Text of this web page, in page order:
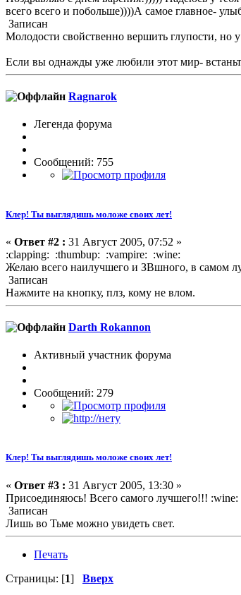
всего всего и побольше))))А самое главное-
Записан
Молодости свойственно вершить глупости, но
Если вы однажды уже любили этот мир-
Ragnarok
Легенда форума
Сообщений: 755
Клер! Ты выглядишь моложе своих лет!
« Ответ #2 : 31 Август 2005, 07:52 »
:clapping: :thumbup: :vampire: :wine:
Желаю всего наилучшего и ЗВшного, в самом
Записан
Нажмите на кнопку, плз, кому не влом.
Darth Rokannon
Активный участник форума
Сообщений: 279
Клер! Ты выглядишь моложе своих лет!
« Ответ #3 : 31 Август 2005, 13:30 »
Присоединяюсь! Всего самого лучшего!!!
Записан
Лишь во Тьме можно увидеть свет.
Печать
Страницы: [1] Вверх